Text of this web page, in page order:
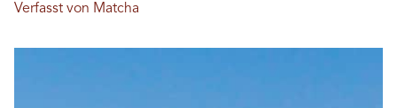
Verfasst von Matcha